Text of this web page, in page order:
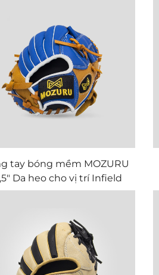
tay bóng mềm MOZURU
Da heo cho vị trí Infield